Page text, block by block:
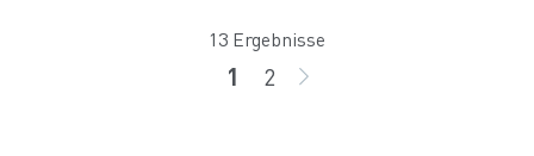
13 Ergebnisse
Seite
1 Seite
2 WEITER